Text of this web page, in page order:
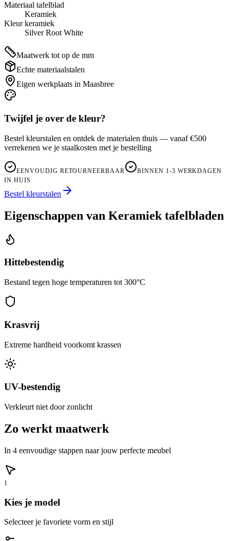
Materiaal tafelblad
Keramiek
Kleur keramiek
Silver Root White
Maatwerk tot op de mm
Echte materiaalstalen
Eigen werkplaats in Maasbree
Twijfel je over de kleur?
Bestel kleurstalen en ontdek de materialen thuis — vanaf €500
verrekenen we je staalkosten met je bestelling
EENVOUDIG RETOURNEERBAAR
BINNEN 1-3 WERKDAGEN
IN HUIS
Bestel kleurstalen
Eigenschappen van Keramiek tafelbladen
Hittebestendig
Bestand tegen hoge temperaturen tot 300°C
Krasvrij
Extreme hardheid voorkomt krassen
UV-bestendig
Verkleurt niet door zonlicht
Zo werkt maatwerk
In 4 eenvoudige stappen naar jouw perfecte meubel
1
Kies je model
Selecteer je favoriete vorm en stijl